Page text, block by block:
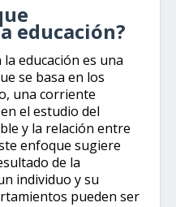
educación?
educación es una
se basa en los
una corriente
el estudio del
y la relación entre
enfoque sugiere
de la
individuo y su
pueden ser